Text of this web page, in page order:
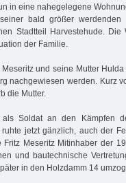
in eine nahegelegene
bald größer werdenden
Stadtteil Harvestehude. Die
der Familie.
und seine Mutter
nachgewiesen werden. Kurz
die Mutter.
Soldat an den Kämpfen
jetzt gänzlich, auch der
Meseritz Mitinhaber der
und bautechnische
in den Holzdamm 14